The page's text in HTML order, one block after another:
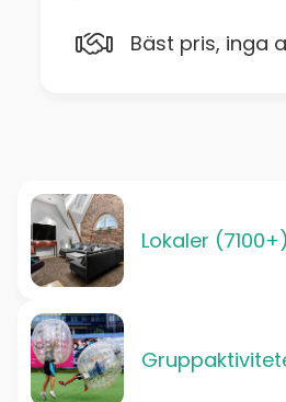
Bäst pris, inga
Lokaler (7100+)